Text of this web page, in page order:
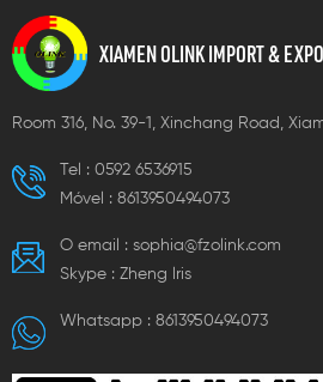
industriais.
XIAMEN OLINK IMPORT &
Room 316, No. 39-1, Xinchang Road,
Tel : 0592 6536915
Móvel : 8613950494073
O email : sophia@fzolink.com
Skype : Zheng lris
Whatsapp : 8613950494073